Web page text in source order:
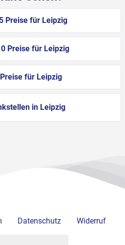
Preise für Leipzig
Preise für Leipzig
für Leipzig
in Leipzig
Datenschutz Widerruf